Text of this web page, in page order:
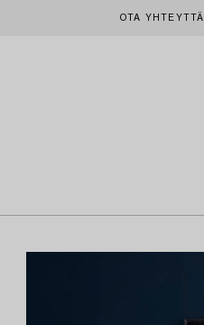
OTA YHTEYTTÄ